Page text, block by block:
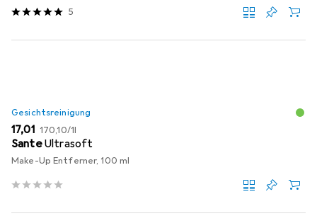
5
Gesichtsreinigung
EUR
17,01 EUR
170,10/1l
SanteUltrasoft
Make-Up Entferner, 100 ml